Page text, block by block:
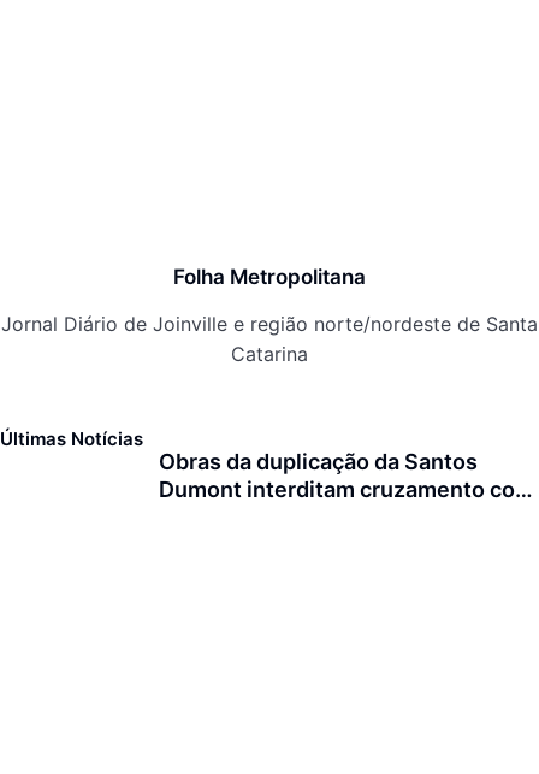
Folha Metropolitana
Jornal Diário de Joinville e região norte/nordeste de Santa
Catarina
Últimas Notícias
Obras da duplicação da Santos
Dumont interditam cruzamento com